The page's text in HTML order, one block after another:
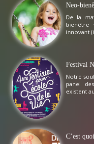
Neo-
De la
bienêtre
innovant
Festival
Notre
panel
existent
C’est